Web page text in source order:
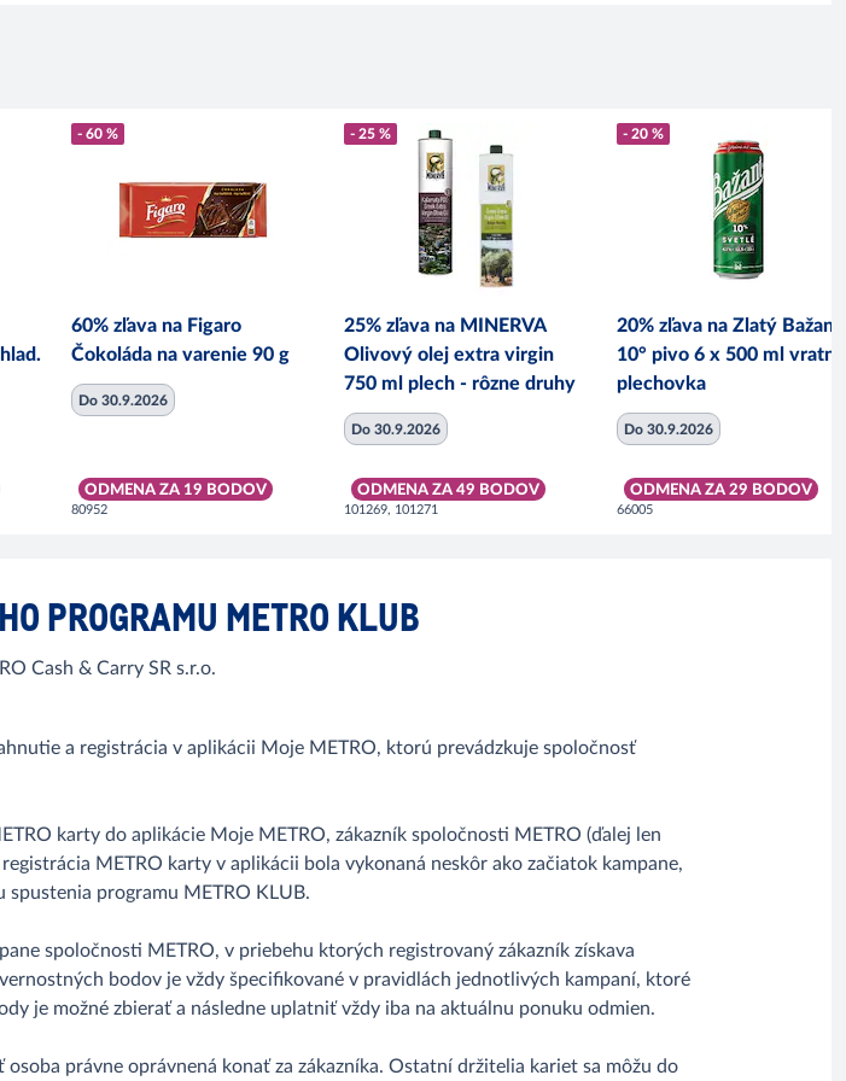
- 60 %
60% zľava na Figaro
Čokoláda na varenie 90 g
Do 30.9.2026
ODMENA ZA 19 BODOV
80952
- 25 %
25% zľava na MINERVA
Olivový olej extra virgin
750 ml plech - rôzne druhy
Do 30.9.2026
ODMENA ZA 49 BODOV
101269, 101271
- 20 %
20% zľava na Zlatý Bažant
10° pivo 6 x 500 ml vratná
plechovka
Do 30.9.2026
ODMENA ZA 29 BODOV
66005
PROGRAMU METRO KLUB
Cash & Carry SR s.r.o.
a registrácia v aplikácii Moje METRO, ktorú prevádzkuje spoločnosť
karty do aplikácie Moje METRO, zákazník spoločnosti METRO (ďalej len
METRO karty v aplikácii bola vykonaná neskôr ako začiatok kampane,
programu METRO KLUB.
spoločnosti METRO, v priebehu ktorých registrovaný zákazník získava
bodov je vždy špecifikované v pravidlách jednotlivých kampaní, ktoré
je možné zbierať a následne uplatniť vždy iba na aktuálnu ponuku odmien.
právne oprávnená konať za zákazníka. Ostatní držitelia kariet sa môžu do